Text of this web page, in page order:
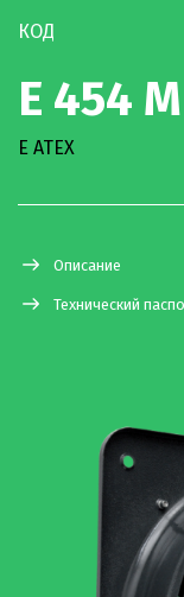
КОД
E 454
E ATEX
Описание
Технический